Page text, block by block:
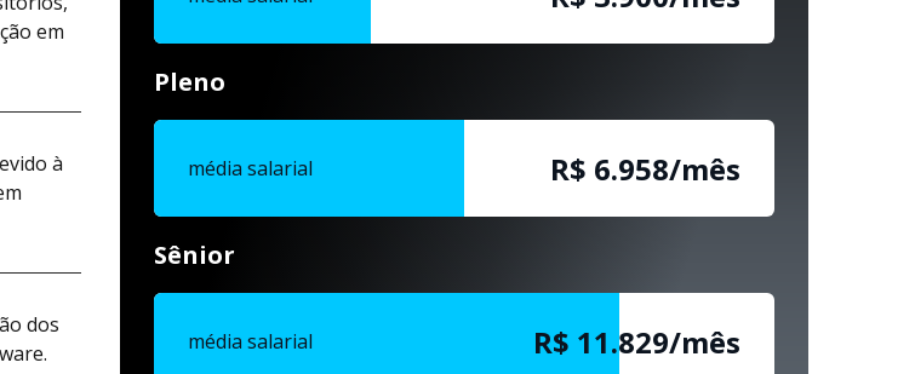
em
à
dos
Pleno
média salarial R$ 6.958/mês
Sênior
média salarial R$ 11.829/mês